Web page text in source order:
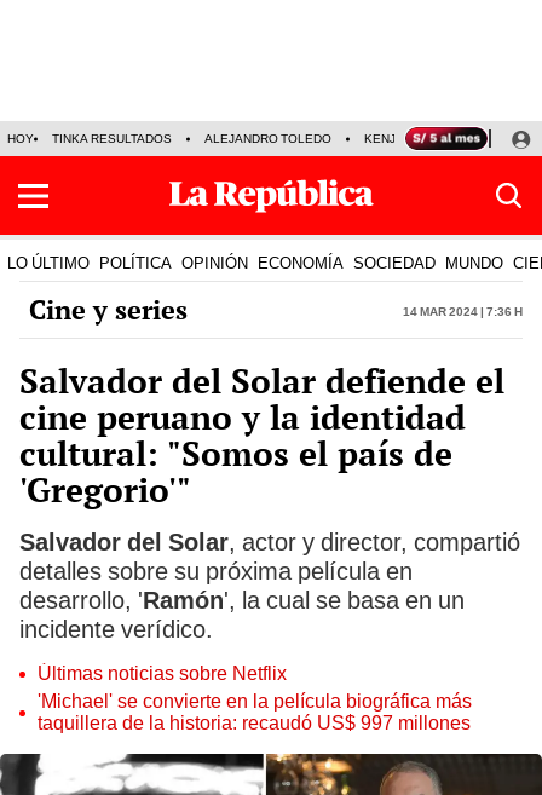
HOY TINKA RESULTADOS ALEJANDRO TOLEDO KENJI FUJIMORI
LO ÚLTIMO POLÍTICA OPINIÓN ECONOMÍA SOCIEDAD MUNDO
Cine y series 14 Mar 2024 | 7:36 h
Salvador del Solar defiende el
cine peruano y la identidad
cultural: "Somos el país de
'Gregorio'"
Salvador del Solar, actor y director, compartió
detalles sobre su próxima película en
desarrollo, 'Ramón', la cual se basa en un
incidente verídico.
Últimas noticias sobre Netflix
'Michael' se convierte en la película biográfica más
taquillera de la historia: recaudó US$ 997 millones